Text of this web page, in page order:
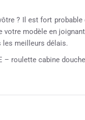
? Il est fort
modèle en
les meilleurs délais.
cabine